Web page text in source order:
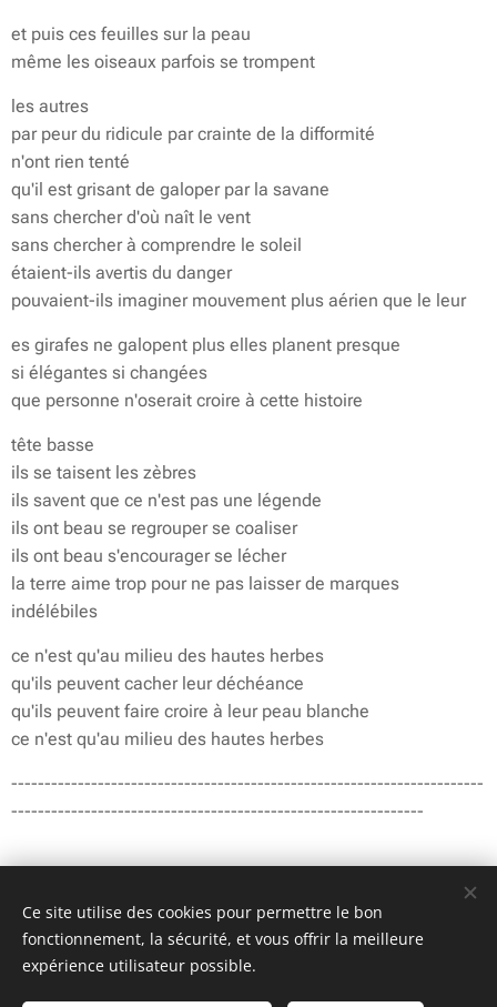
et puis ces feuilles sur la peau
même les oiseaux parfois se trompent
les autres
par peur du ridicule par crainte de la difformité
n'ont rien tenté
qu'il est grisant de galoper par la savane
sans chercher d'où naît le vent
sans chercher à comprendre le soleil
étaient-ils avertis du danger
pouvaient-ils imaginer mouvement plus aérien que le leur
es girafes ne galopent plus elles planent presque
si élégantes si changées
que personne n'oserait croire à cette histoire
tête basse
ils se taisent les zèbres
ils savent que ce n'est pas une légende
ils ont beau se regrouper se coaliser
ils ont beau s'encourager se lécher
la terre aime trop pour ne pas laisser de marques
indélébiles
ce n'est qu'au milieu des hautes herbes
qu'ils peuvent cacher leur déchéance
qu'ils peuvent faire croire à leur peau blanche
ce n'est qu'au milieu des hautes herbes
-----------------------------------------------------------------------
--------------------------------------------------------------
© 2022 Jean-Luc Godard
Ce site utilise des cookies pour permettre le bon
fonctionnement, la sécurité, et vous offrir la meilleure
expérience utilisateur possible.